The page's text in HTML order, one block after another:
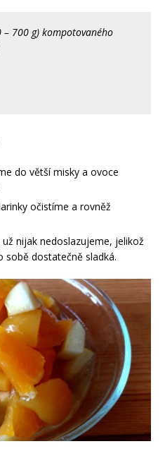
– 700 g) kompotovaného
do větší misky a ovoce
očistíme a rovněž
nijak nedoslazujeme, jelikož
dostatečně sladká.